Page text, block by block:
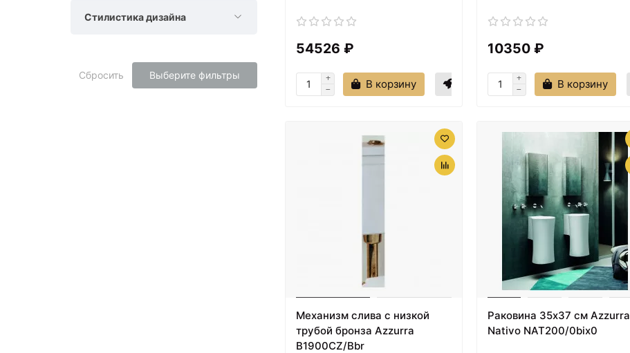
Стилистика дизайна
Сбросить Выберите фильтры
54526 ₽
В корзину
10350 ₽
В корзину
Механизм слива с низкой
трубой бронза Azzurra
B1900CZ/Bbr
Раковина 35х37 см Azzurra
Nativo NAT200/0bix0